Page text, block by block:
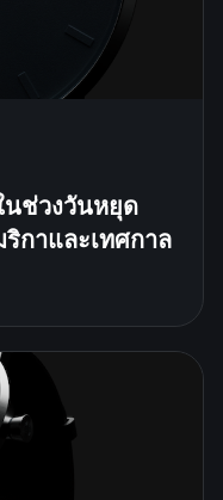
นช่วงวันหยุด
กาและเทศกาล